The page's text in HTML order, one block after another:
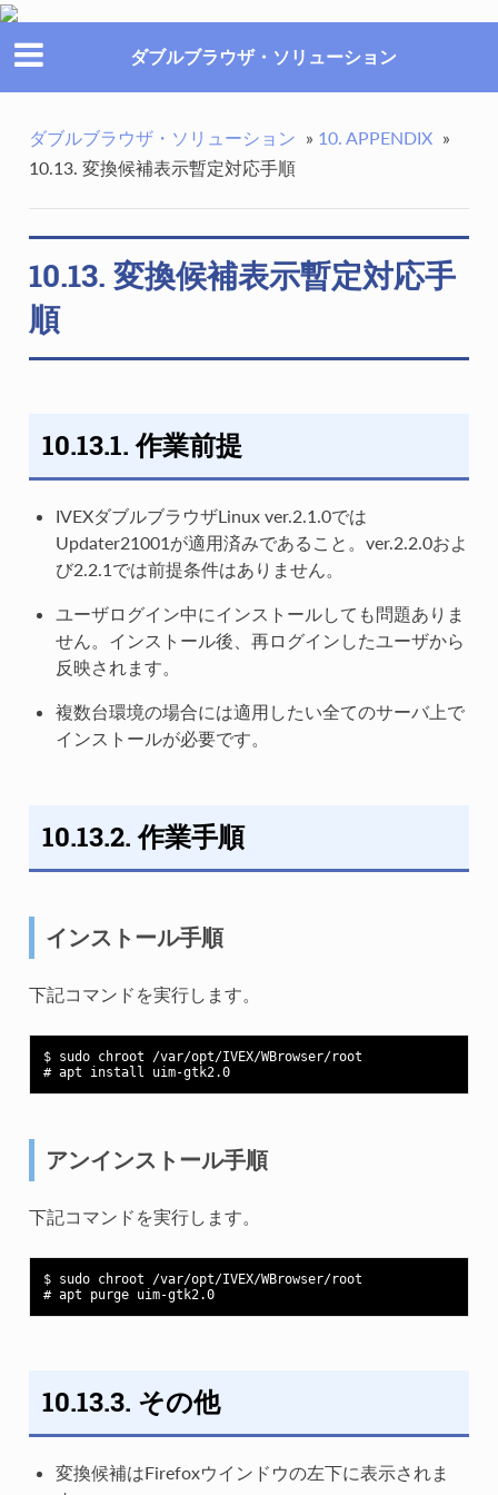
ダブルブラウザ・ソリューション
ダブルブラウザ・ソリューション » 10. APPENDIX »
10.13. 変換候補表示暫定対応手順
10.13. 変換候補表示暫定対応手
順
10.13.1. 作業前提
IVEXダブルブラウザLinux ver.2.1.0では
Updater21001が適用済みであること。ver.2.2.0およ
び2.2.1では前提条件はありません。
ユーザログイン中にインストールしても問題ありま
せん。インストール後、再ログインしたユーザから
反映されます。
複数台環境の場合には適用したい全てのサーバ上で
インストールが必要です。
10.13.2. 作業手順
インストール手順
下記コマンドを実行します。
$ sudo chroot /var/opt/IVEX/WBrowser/root
# apt install uim-gtk2.0
アンインストール手順
下記コマンドを実行します。
$ sudo chroot /var/opt/IVEX/WBrowser/root
# apt purge uim-gtk2.0
10.13.3. その他
変換候補はFirefoxウインドウの左下に表示されま